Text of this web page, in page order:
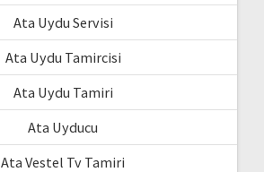
Ata Uydu Servisi
Ata Uydu Tamircisi
Ata Uydu Tamiri
Ata Uyducu
Ata Vestel Tv Tamiri